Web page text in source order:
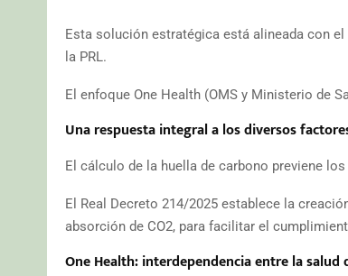
Esta solución estratégica está alineada con
la PRL.
El enfoque One Health (OMS y Ministerio de
Una respuesta integral a los diversos
El cálculo de la huella de carbono previene
El Real Decreto 214/2025 establece la
absorción de CO2, para facilitar el
One Health: interdependencia entre la salud